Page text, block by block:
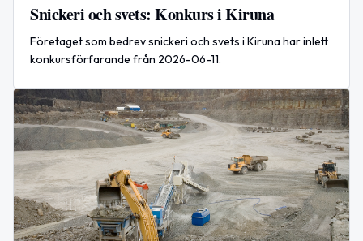
Snickeri och svets: Konkurs i Kiruna
Företaget som bedrev snickeri och svets i Kiruna har inlett
konkursförfarande från 2026-06-11.